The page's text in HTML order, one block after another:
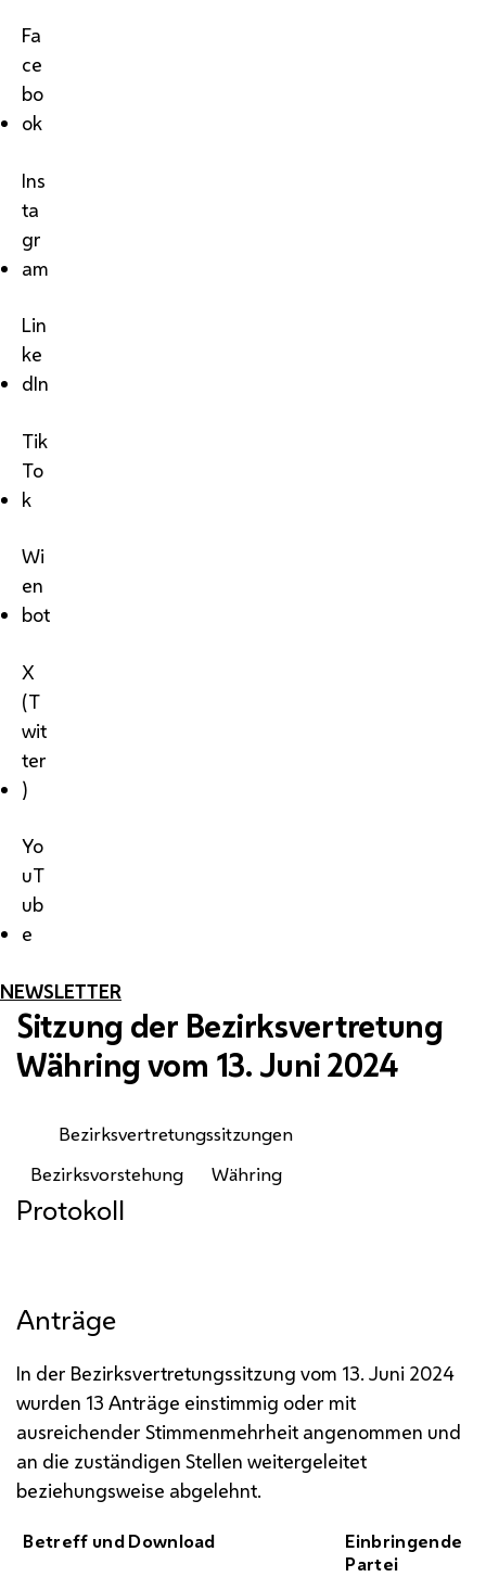
Fa
ce
bo
ok
Ins
ta
gr
am
Lin
ke
dIn
Tik
To
k
Wi
en
bot
X
(T
wit
ter
)
Yo
uT
ub
e
NEWSLETTER
Sitzung der Bezirksvertretung
Währing vom 13. Juni 2024
Bezirksvertretungssitzungen
Bezirksvorstehung
Währing
Protokoll
Anträge
In der Bezirksvertretungssitzung vom 13. Juni 2024
wurden 13 Anträge einstimmig oder mit
ausreichender Stimmenmehrheit angenommen und
an die zuständigen Stellen weitergeleitet
beziehungsweise abgelehnt.
Betreff und Download
Einbringende
Partei